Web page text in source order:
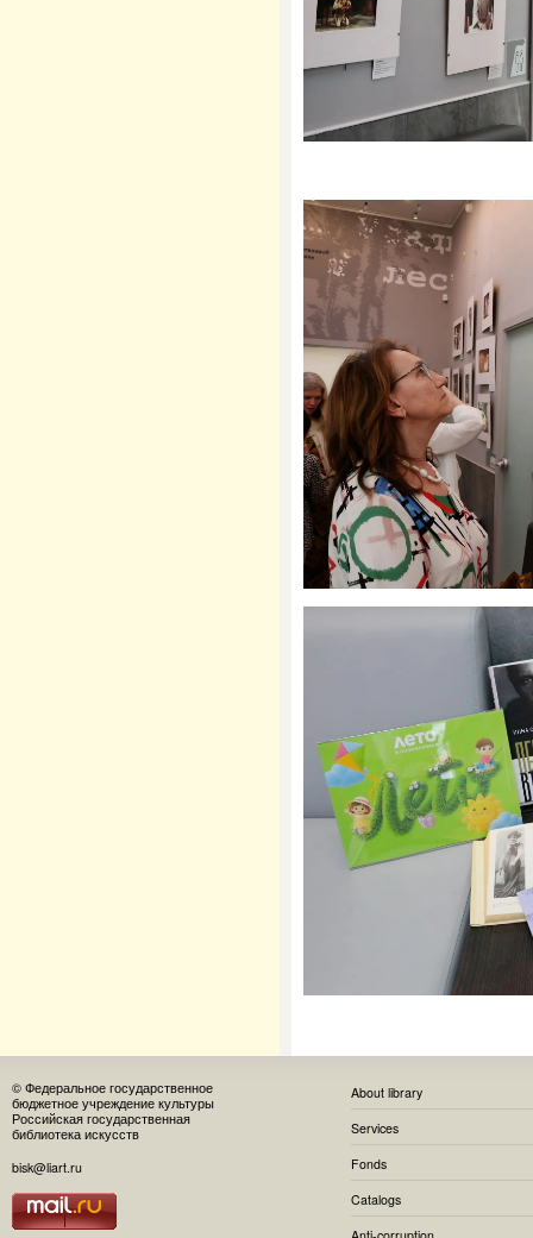
© Федеральное государственное
бюджетное учреждение культуры
Российская государственная
библиотека искусств
bisk@liart.ru
About library
Services
Fonds
Catalogs